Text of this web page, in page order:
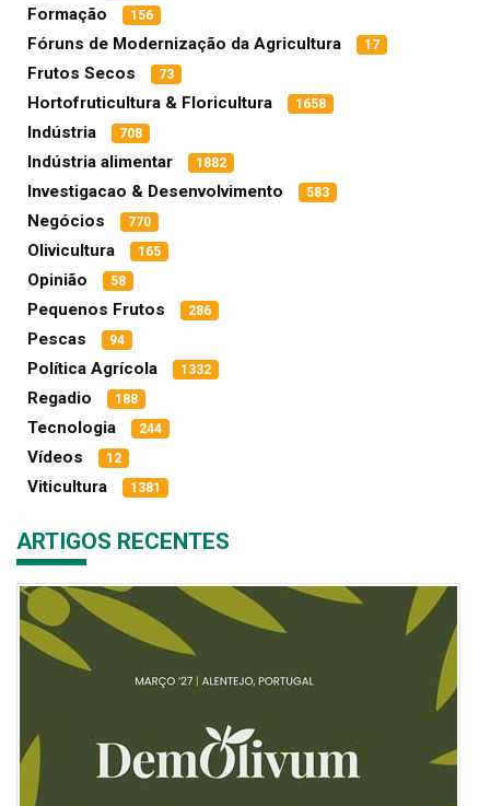
Formação 156
Fóruns de Modernização da Agricultura 17
Frutos Secos 73
Hortofruticultura & Floricultura 1658
Indústria 708
Indústria alimentar 1882
Investigacao & Desenvolvimento 583
Negócios 770
Olivicultura 165
Opinião 58
Pequenos Frutos 286
Pescas 94
Política Agrícola 1332
Regadio 188
Tecnologia 244
Vídeos 12
Viticultura 1381
ARTIGOS RECENTES